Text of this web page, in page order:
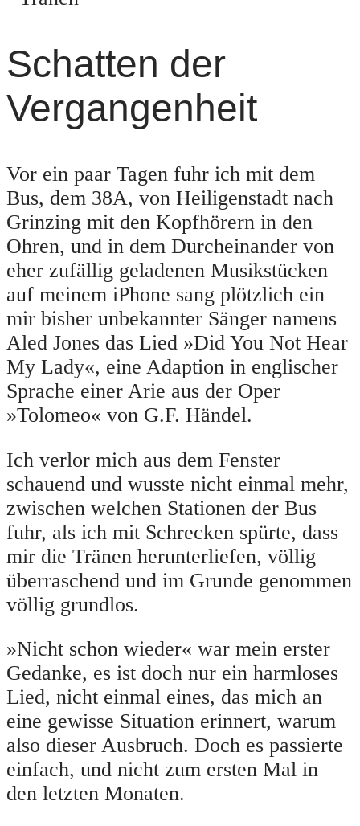
Schatten der
Vergangenheit
Vor ein paar Tagen fuhr ich mit dem
Bus, dem 38A, von Heiligenstadt nach
Grinzing mit den Kopfhörern in den
Ohren, und in dem Durcheinander von
eher zufällig geladenen Musikstücken
auf meinem iPhone sang plötzlich ein
mir bisher unbekannter Sänger namens
Aled Jones das Lied »Did You Not Hear
My Lady«, eine Adaption in englischer
Sprache einer Arie aus der Oper
»Tolomeo« von G.F. Händel.
Ich verlor mich aus dem Fenster
schauend und wusste nicht einmal mehr,
zwischen welchen Stationen der Bus
fuhr, als ich mit Schrecken spürte, dass
mir die Tränen herunterliefen, völlig
überraschend und im Grunde genommen
völlig grundlos.
»Nicht schon wieder« war mein erster
Gedanke, es ist doch nur ein harmloses
Lied, nicht einmal eines, das mich an
eine gewisse Situation erinnert, warum
also dieser Ausbruch. Doch es passierte
einfach, und nicht zum ersten Mal in
den letzten Monaten.